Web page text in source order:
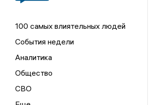
100 самых влиятельных людей
События недели
Аналитика
Общество
СВО